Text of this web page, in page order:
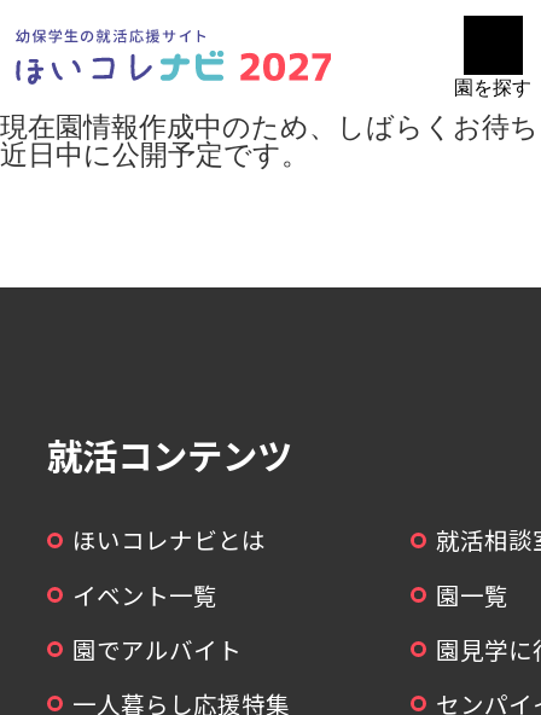
園を探す
現在園情報作成中のため、しばらくお待
近日中に公開予定です。
就活コンテンツ
ほいコレナビとは
就活相談
イベント一覧
園一覧
園でアルバイト
園見学
一人暮らし応援特集
センパ